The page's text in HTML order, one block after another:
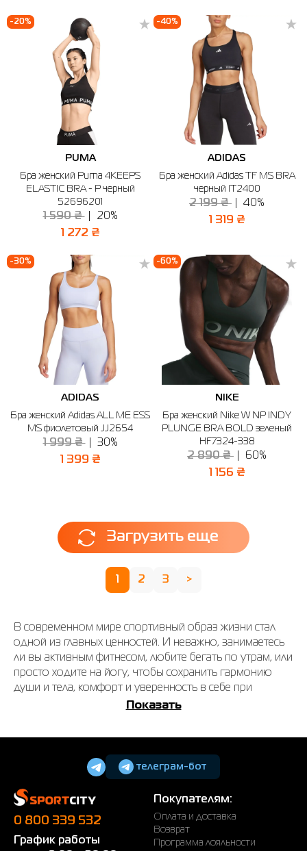
-20%
PUMA
Бра женский Puma 4KEEPS
ELASTIC BRA - P черный
52696201
1 590 ₴ 20%
1 272 ₴
-40%
ADIDAS
Бра женский Adidas TF MS BRA
черный IT2400
2 199 ₴ 40%
1 319 ₴
-30%
ADIDAS
Бра женский Adidas ALL ME ESS
MS фиолетовый JJ2654
1 999 ₴ 30%
1 399 ₴
-60%
NIKE
Бра женский Nike W NP INDY
PLUNGE BRA BOLD зеленый
HF7324-338
2 890 ₴ 60%
1 156 ₴
Загрузить еще
2 3 >
В современном мире спортивный образ жизни стал
одной из главных ценностей. И неважно, занимаетесь
ли вы активным фитнесом, любите бегать по утрам, или
просто ходите на йогу, чтобы сохранить гармонию
души и тела, комфорт и уверенность в себе при
занятиях спортом обеспечит правильно подобранный
спортивную одежду.
необходимость для занятий спортом
Спортивные бра женские – не просто стильный
элемент гардероба, они являются неотъемлемой
Показать
телеграм-бот
0 800 339 532
График работы
Покупателям:
Оплата и доставка
Возврат
Программа лояльности